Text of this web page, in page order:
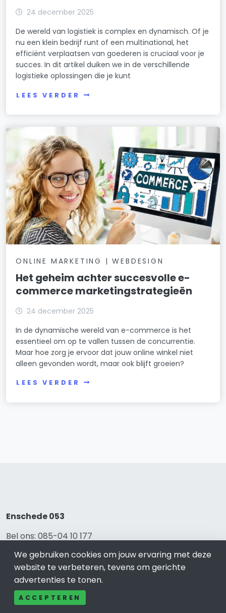
24 december 2025
De wereld van logistiek is complex en dynamisch. Of je
nu een klein bedrijf runt of een multinational, het
efficiënt verplaatsen van goederen is cruciaal voor je
succes. In dit artikel duiken we in de verschillende
logistieke oplossingen die je kunt
LEES VERDER
ONLINE MARKETING | WEBDESIGN
Het geheim achter succesvolle e-
commerce marketingstrategieën
24 december 2025
In de dynamische wereld van e-commerce is het
essentieel om op te vallen tussen de concurrentie.
Maar hoe zorg je ervoor dat jouw online winkel niet
alleen gevonden wordt, maar ook blijft groeien?
LEES VERDER
Enschede 053
Bel ons: 085-04 10 177
Adverteren
Over ons
Cookieverklaring
Avg
We gebruiken cookies om jouw ervaring met deze
website te verbeteren, tevens om gerichte
advertenties te tonen.
ACCEPTEREN